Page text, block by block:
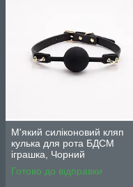
М'який силіконовий кляп
кулька для рота БДСМ
іграшка, Чорний
Готово до відправки